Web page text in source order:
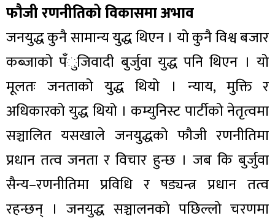
फौजी रणनीतिको विकासमा अभाव
जनयुद्ध कुनै सामान्य युद्ध थिएन । यो कुनै विश्व बजार
कब्जाको पँुजिवादी बुर्जुवा युद्ध पनि थिएन । यो
मूलतः जनताको युद्ध थियो । न्याय, मुक्ति र
अधिकारको युद्ध थियो । कम्युनिस्ट पार्टीको नेतृत्वमा
सञ्चालित यसखाले जनयुद्धको फौजी रणनीतिमा
प्रधान तत्व जनता र विचार हुन्छ । जब कि बुर्जुवा
सैन्य–रणनीतिमा प्रविधि र षड्यन्त्र प्रधान तत्व
रहन्छन् । जनयुद्ध सञ्चालनको पछिल्लो चरणमा